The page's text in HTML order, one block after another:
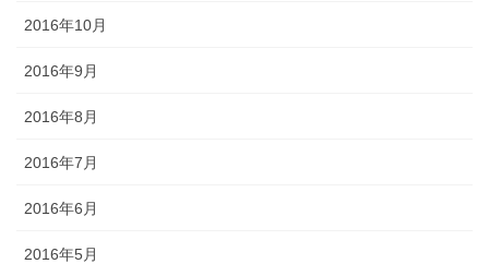
2016年10月
2016年9月
2016年8月
2016年7月
2016年6月
2016年5月